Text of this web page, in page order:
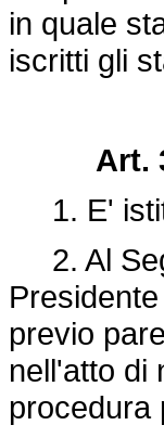
in quale
iscritti gli
Art.
1. E'
2. Al
previo
nell'atto di
procedura